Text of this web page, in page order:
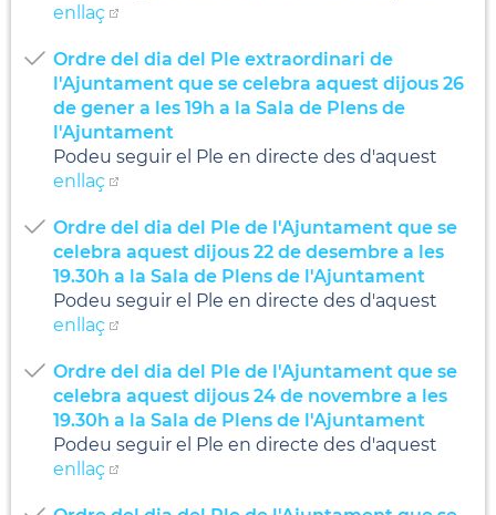
enllaç
Ordre del dia del Ple extraordinari de
l'Ajuntament que se celebra aquest dijous 26
de gener a les 19h a la Sala de Plens de
l'Ajuntament
Podeu seguir el Ple en directe des d'aquest
enllaç
Ordre del dia del Ple de l'Ajuntament que se
celebra aquest dijous 22 de desembre a les
19.30h a la Sala de Plens de l'Ajuntament
Podeu seguir el Ple en directe des d'aquest
enllaç
Ordre del dia del Ple de l'Ajuntament que se
celebra aquest dijous 24 de novembre a les
19.30h a la Sala de Plens de l'Ajuntament
Podeu seguir el Ple en directe des d'aquest
enllaç